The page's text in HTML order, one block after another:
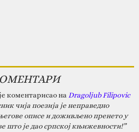
коментарисао на Dragoljub Filipovic
чија поезија је неправедно
описе и доживљено пренето у
што је дао српској књижевности!”